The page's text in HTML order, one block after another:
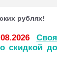
рублях!
Своя
скидкой до